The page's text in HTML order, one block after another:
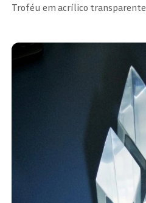
Troféu em acrílico transparente